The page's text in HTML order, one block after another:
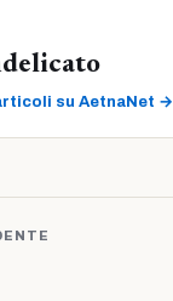
su AetnaNet →